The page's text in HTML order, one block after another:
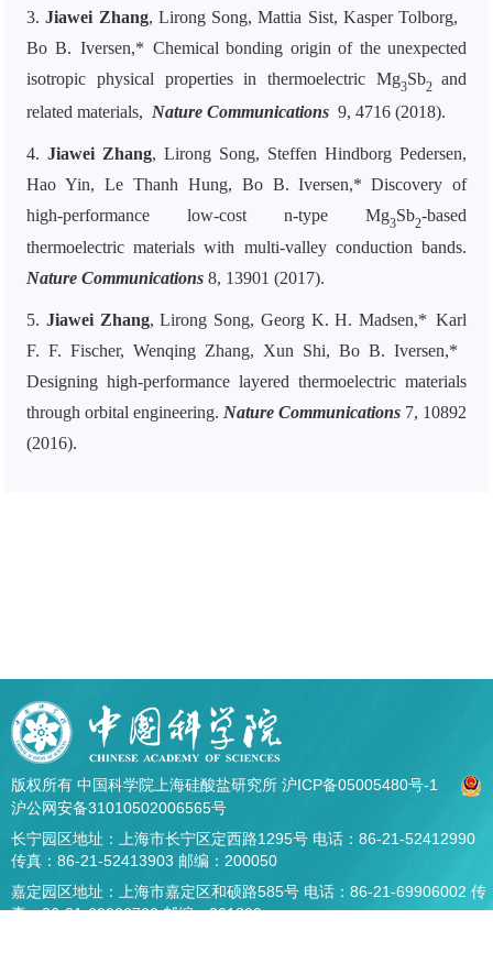
3.Jiawei Zhang, Lirong Song, Mattia Sist, Kasper Tolborg,
Bo B. Iversen,* Chemical bonding origin of the unexpected
isotropic physical properties in thermoelectric Mg3Sb2 and
related materials, Nature Communications 9, 4716 (2018).
4. Jiawei Zhang, Lirong Song, Steffen Hindborg Pedersen,
Hao Yin, Le Thanh Hung, Bo B. Iversen,* Discovery of
high-performance low-cost n-type Mg3Sb2-based
thermoelectric materials with multi-valley conduction bands.
Nature Communications 8, 13901 (2017).
5. Jiawei Zhang, Lirong Song, Georg K. H. Madsen,* Karl
F. F. Fischer, Wenqing Zhang, Xun Shi, Bo B. Iversen,*
Designing high-performance layered thermoelectric materials
through orbital engineering. Nature Communications 7, 10892
(2016).
版权所有 中国科学院上海硅酸盐研究所 沪ICP备05005480号-1
沪公网安备31010502006565号
长宁园区地址：上海市长宁区定西路1295号 电话：86-21-52412990
传真：86-21-52413903 邮编：200050
嘉定园区地址：上海市嘉定区和硕路585号 电话：86-21-69906002 传
真：86-21-69906700 邮编：201899